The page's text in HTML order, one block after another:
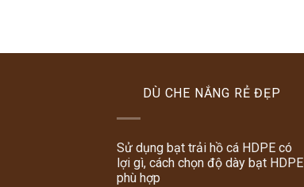
DÙ CHE NẮNG RẺ ĐẸP
Sử dụng bạt trải hồ cá HDPE có
lợi gì, cách chọn độ dày bạt HDPE
phù hợp